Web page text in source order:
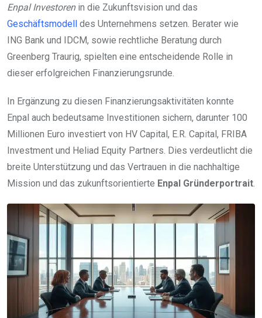
Enpal Investorenin die Zukunftsvision und das
Geschäftsmodell des Unternehmens setzen. Berater wie
ING Bank und IDCM, sowie rechtliche Beratung durch
Greenberg Traurig, spielten eine entscheidende Rolle in
dieser erfolgreichen Finanzierungsrunde.
In Ergänzung zu diesen Finanzierungsaktivitäten konnte
Enpal auch bedeutsame Investitionen sichern, darunter 100
Millionen Euro investiert von HV Capital, E.R. Capital, FRIBA
Investment und Heliad Equity Partners. Dies verdeutlicht die
breite Unterstützung und das Vertrauen in die nachhaltige
Mission und das zukunftsorientierte Enpal Gründerportrait